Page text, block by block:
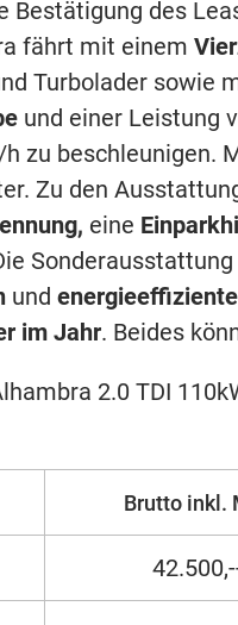
Bestätigung des
fährt mit einem
Turbolader sowie
und einer Leistung
zu beschleunigen.
Zu den
eine
und
im Jahr. Beides
2.0 TDI
Brutto inkl.